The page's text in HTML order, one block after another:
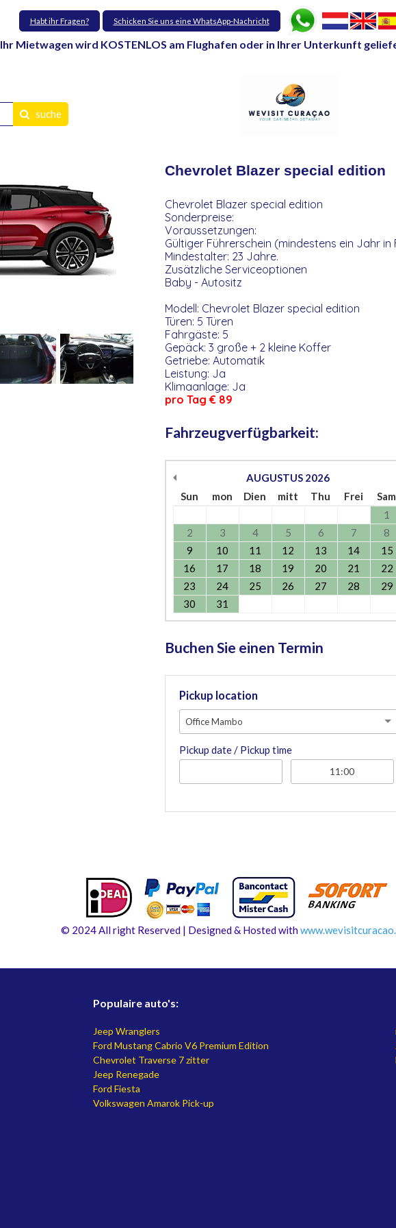
Habt ihr Fragen? Schicken Sie uns eine WhatsApp-Nachricht
Ihr Mietwagen wird KOSTENLOS am Flughafen oder in Ihrer Unterkunft
suche
Chevrolet Blazer special edition
Chevrolet Blazer special edition
Sonderpreise:
Voraussetzungen:
Gültiger Führerschein (mindestens ein Jahr in
Mindestalter: 23 Jahre.
Zusätzliche Serviceoptionen
Baby - Autositz
Modell: Chevrolet Blazer special edition
Türen: 5 Türen
Fahrgäste: 5
Gepäck: 3 große + 2 kleine Koffer
Getriebe: Automatik
Leistung: Ja
Klimaanlage: Ja
pro Tag € 89
Fahrzeugverfügbarkeit:
AUGUSTUS 2026
Sun
mon Dien mitt Thu Frei
Sam
1
2
3 4 5 6 7
8
9
10 11 12 13 14
15
16
17 18 19 20 21
22
23
24 25 26 27 28
29
30
31
Buchen Sie einen Termin
Pickup location
Office Mambo
Pickup date / Pickup time
© 2024 All right Reserved | Designed & Hosted withwww.
Populaire auto's:
Jeep Wranglers
Ford Mustang Cabrio V6 Premium Edition
Chevrolet Traverse 7 zitter
Jeep Renegade
Ford Fiesta
Volkswagen Amarok Pick-up